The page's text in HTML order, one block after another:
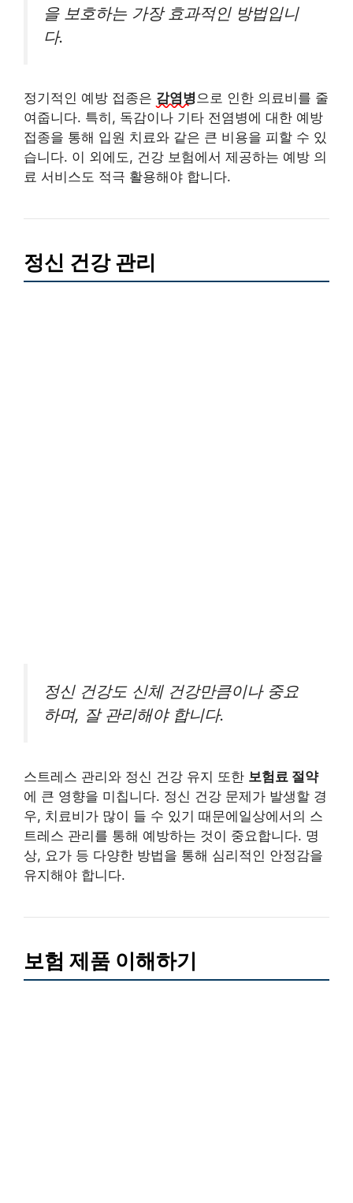
을 보호하는 가장 효과적인 방법입니
다.
정기적인 예방 접종은 감염병으로 인한 의료비를 줄
여줍니다. 특히, 독감이나 기타 전염병에 대한 예방
접종을 통해 입원 치료와 같은 큰 비용을 피할 수 있
습니다. 이 외에도, 건강 보험에서 제공하는 예방 의
료 서비스도 적극 활용해야 합니다.
정신 건강 관리
정신 건강도 신체 건강만큼이나 중요
하며, 잘 관리해야 합니다.
스트레스 관리와 정신 건강 유지 또한 보험료 절약
에 큰 영향을 미칩니다. 정신 건강 문제가 발생할 경
우, 치료비가 많이 들 수 있기 때문에일상에서의 스
트레스 관리를 통해 예방하는 것이 중요합니다. 명
상, 요가 등 다양한 방법을 통해 심리적인 안정감을
유지해야 합니다.
보험 제품 이해하기